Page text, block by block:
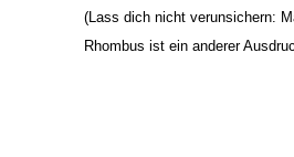
(Lass dich nicht verunsichern:
Rhombus ist ein anderer